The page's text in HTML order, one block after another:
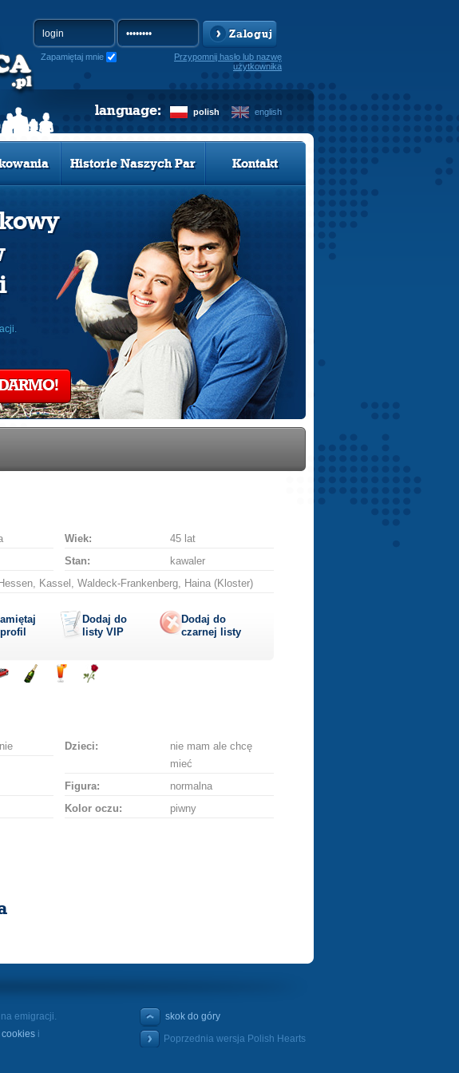
Zaloguj
Zapamiętaj mnie
Przypomnij hasło lub nazwę
użytkownika
polish english
language:
Historie Naszych Par Kontakt
Wiek:
45 lat
Stan:
kawaler
Kassel, Waldeck-Frankenberg, Haina (Kloster)
Dodaj do
listy VIP
Dodaj do
czarnej listy
Dzieci:
nie mam ale chcę
mieć
Figura:
normalna
Kolor oczu: piwny
emigracji.
i
skok do góry
Poprzednia wersja Polish Hearts